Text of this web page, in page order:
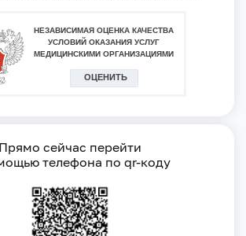
Прямо сейчас перейти
телефона по qr-коду